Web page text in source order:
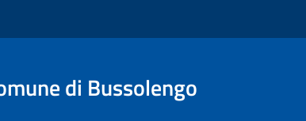
di Bussolengo